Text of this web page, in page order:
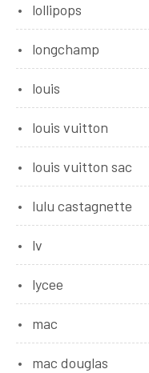
lollipops
longchamp
louis
louis vuitton
louis vuitton sac
lulu castagnette
lv
lycee
mac
mac douglas